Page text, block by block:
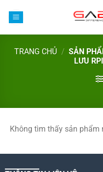
TRANG CHỦ / SẢN
LƯU
Không tìm thấy sản phẩm